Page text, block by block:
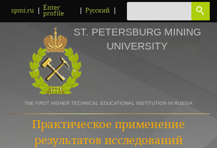
spmi.ru
Enter
profile
Русский
ST. PETERSBURG MINING
UNIVERSITY
THE FIRST HIGHER TECHNICAL EDUCATIONAL INSTITUTION IN RUSSIA
Практическое применение
результатов исследований